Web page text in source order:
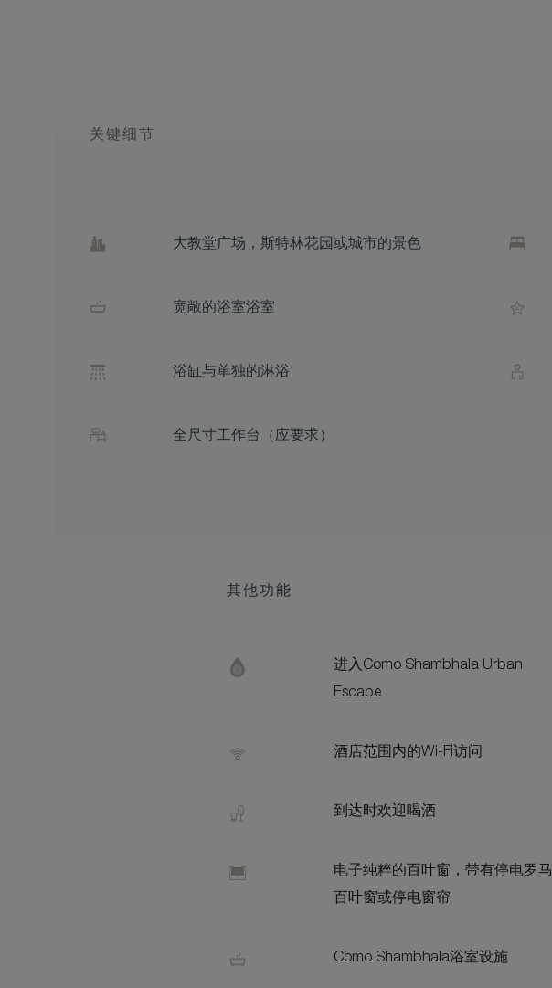
关键细节
大教堂广场，斯特林花园或城市的景色
宽敞的浴室浴室
浴缸与单独的淋浴
全尺寸工作台（应要求）
其他功能
进入Como Shambhala Urban
Escape
酒店范围内的Wi-Fi访问
到达时欢迎喝酒
电子纯粹的百叶窗，带有停电罗马
百叶窗或停电窗帘
Como Shambhala浴室设施